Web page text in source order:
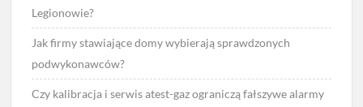
Legionowie?
Jak firmy stawiające domy wybierają sprawdzonych
podwykonawców?
Czy kalibracja i serwis atest-gaz ograniczą fałszywe alarmy